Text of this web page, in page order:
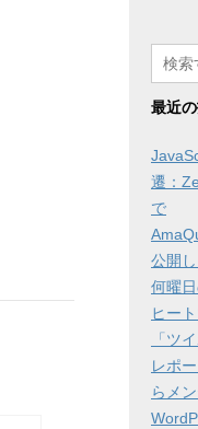
最近
遷：
で
公開
何曜
ヒー
「ツ
レポ
らメ